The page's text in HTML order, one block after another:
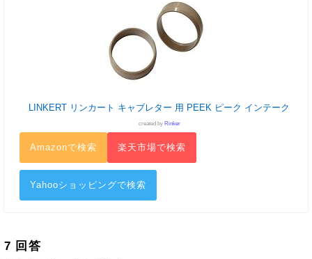
LINKERT リンカート キャブレター 用 PEEK ピーク インテーク
created by Rinker
Amazonで検索 楽天市場で検索
Yahooショッピングで検索
7 回答